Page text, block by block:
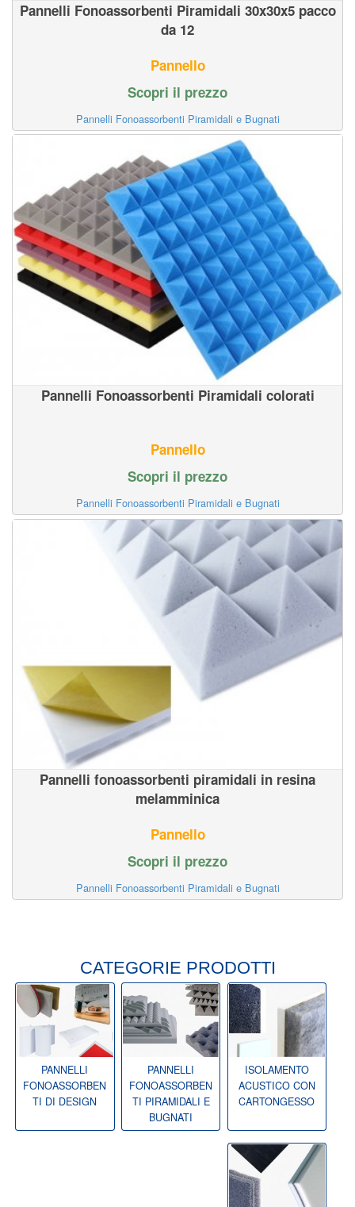
Pannelli Fonoassorbenti Piramidali 30x30x5 pacco
da 12
Pannello
Scopri il prezzo
Pannelli Fonoassorbenti Piramidali e Bugnati
Pannelli Fonoassorbenti Piramidali colorati
Pannello
Scopri il prezzo
Pannelli Fonoassorbenti Piramidali e Bugnati
Pannelli fonoassorbenti piramidali in resina
melamminica
Pannello
Scopri il prezzo
Pannelli Fonoassorbenti Piramidali e Bugnati
CATEGORIE PRODOTTI
PANNELLI
FONOASSORBEN
TI DI DESIGN
PANNELLI
FONOASSORBEN
TI PIRAMIDALI E
BUGNATI
ISOLAMENTO
ACUSTICO CON
CARTONGESSO